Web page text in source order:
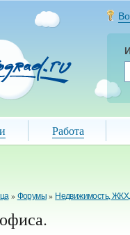
Работа
»Форумы» Недвижимость,